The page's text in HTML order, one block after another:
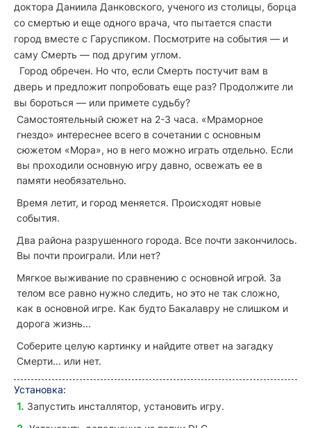
доктора Даниила Данковского, ученого из столицы, борца
со смертью и еще одного врача, что пытается спасти
город вместе с Гаруспиком. Посмотрите на события — и
саму Смерть — под другим углом.
Город обречен. Но что, если Смерть постучит вам в
дверь и предложит попробовать еще раз? Продолжите ли
вы бороться — или примете судьбу?
Самостоятельный сюжет на 2-3 часа. «Мраморное
гнездо» интереснее всего в сочетании с основным
сюжетом «Мора», но в него можно играть отдельно. Если
вы проходили основную игру давно, освежать ее в
памяти необязательно.
Время летит, и город меняется. Происходят новые
события.
Два района разрушенного города. Все почти закончилось.
Вы почти проиграли. Или нет?
Мягкое выживание по сравнению с основной игрой. За
телом все равно нужно следить, но это не так сложно,
как в основной игре. Как будто Бакалавру не слишком и
дорога жизнь...
Соберите целую картинку и найдите ответ на загадку
Смерти... или нет.
Установка:
Запустить инсталлятор, установить игру.